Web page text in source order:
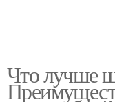
Что лучше